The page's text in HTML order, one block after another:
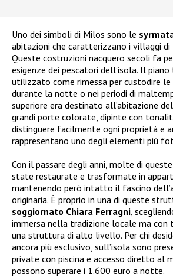
Uno dei simboli di Milos sono le
abitazioni che caratterizzano i villaggi di
Queste costruzioni nacquero secoli fa
esigenze dei pescatori dell’isola. Il
utilizzato come rimessa per custodire le
durante la notte o nei periodi di
superiore era destinato all’abitazione
grandi porte colorate, dipinte con
distinguere facilmente ogni proprietà e
rappresentano uno degli elementi più
Con il passare degli anni, molte di
state restaurate e trasformate in
mantenendo però intatto il fascino
originaria. È proprio in una di queste
soggiornato Chiara Ferragni ,
immersa nella tradizione locale ma
una struttura di alto livello. Per chi
ancora più esclusivo, sull’isola sono
private con piscina e accesso diretto al
possono superare i 1.600 euro a notte.